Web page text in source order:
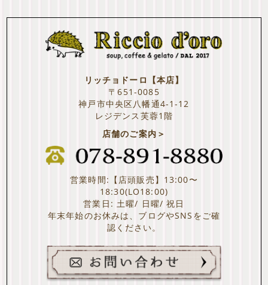
リッチョドーロ【本店】
〒651-0085
神戸市中央区八幡通4-1-12
レジデンス芙蓉1階
店舗のご案内＞
営業時間:【店頭販売】13:00〜
18:30(LO18:00)
営業日: 土曜/ 日曜/ 祝日
年末年始のお休みは、ブログやSNSをご確
認ください。